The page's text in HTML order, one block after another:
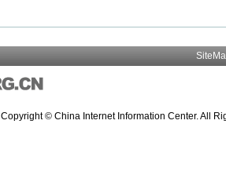
Copyright © China Internet Information Center. All